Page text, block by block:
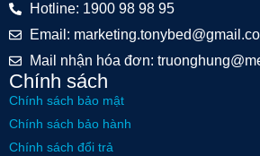
Hotline: 1900 98 98 95
Email:
Mail nhận hóa đơn:
Chính sách
Chính sách bảo mật
Chính sách bảo hành
Chính sách đổi trả